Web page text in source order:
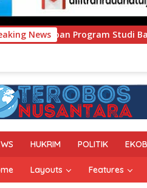
News
Bidik Penguatan Daya Saing
HUKRIM POLITIK
Layouts Features